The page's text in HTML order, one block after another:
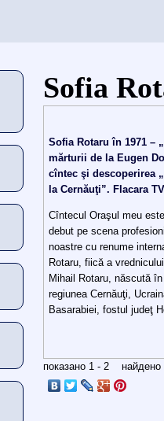
当前位置
Sofia
Sofia Rotaru în 1971 –
mărturii de la Eugen
cîntec şi descoperirea
la Cernăuţi”. Flacara
Cîntecul Oraşul meu
debut pe scena
noastre cu renume
Rotaru, fiică a
Mihail Rotaru, născută
regiunea Cernăuţi,
Basarabiei, fostul judeţ
показано 1 - 2 найдено